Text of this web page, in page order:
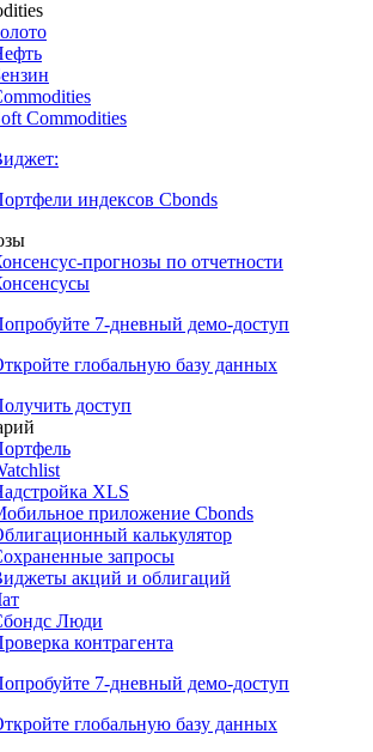
Commodities
индексов Cbonds
прогнозы по отчетности
7-дневный демо-доступ
глобальную базу данных
доступ
XLS
приложение Cbonds
калькулятор
запросы
акций и облигаций
Люди
контрагента
7-дневный демо-доступ
глобальную базу данных